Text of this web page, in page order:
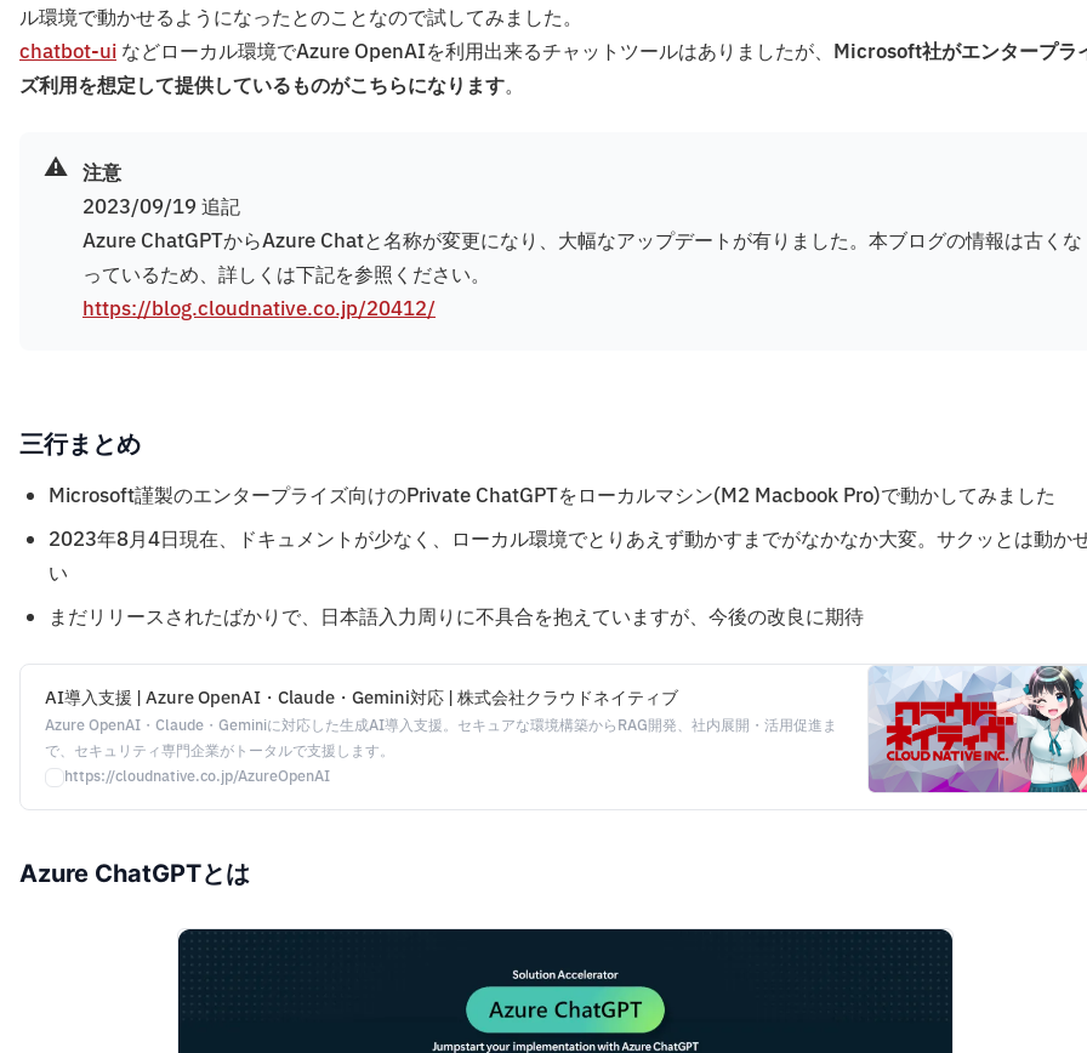
ル環境で動かせるようになったとのことなので試してみました。
chatbot-ui などローカル環境でAzure OpenAIを利用出来るチャットツールはありましたが、 Microsoft社がエンタープラ
ズ利用を想定して提供しているものがこちらになります。
⚠️ 注意
2023/09/19 追記
Azure ChatGPTからAzure Chatと名称が変更になり、大幅なアップデートが有りました。本ブログの情報は古くな
っているため、詳しくは下記を参照ください。
https://blog.cloudnative.co.jp/20412/
三行まとめ
Microsoft謹製のエンタープライズ向けのPrivate ChatGPTをローカルマシン(M2 Macbook Pro)で動かしてみました
2023年8月4日現在、ドキュメントが少なく、ローカル環境でとりあえず動かすまでがなかなか大変。サクッとは動か
い
まだリリースされたばかりで、日本語入力周りに不具合を抱えていますが、今後の改良に期待
AI導入支援 | Azure OpenAI・Claude・Gemini対応 | 株式会社クラウドネイティブ
Azure OpenAI・Claude・Geminiに対応した生成AI導入支援。セキュアな環境構築からRAG開発、社内展開・活用促進ま
で、セキュリティ専門企業がトータルで支援します。
https://cloudnative.co.jp/AzureOpenAI
Azure ChatGPTとは